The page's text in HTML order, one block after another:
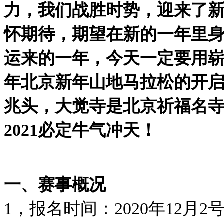
力，我们战胜时势，迎来了
怀期待，期望在新的一年里
运来的一年，今天一定要用
年北京新年山地马拉松的开
兆头，大觉寺是北京祈福名
2021必定牛气冲天！
一、赛事概况
1，报名时间：2020年12月